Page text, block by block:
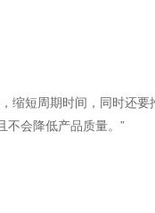
缩短周期时间，同时还
不会降低产品质量。”